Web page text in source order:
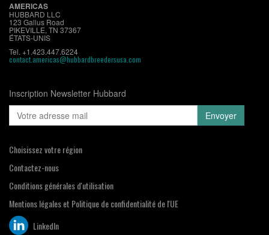
AMERICAS
HUBBARD LLC
123 Gallus Road
PIKEVILLE, TN 37367
ÉTATS-UNIS
Tel. +1.423.447.6224
contact.americas@hubbardbreedersusa.com
Inscription Newsletter Hubbard
Choisissez votre région
Contactez-nous
Conditions générales d'utilisation
Mentions légales et Politique de confidentialité de l'UE
LinkedIn